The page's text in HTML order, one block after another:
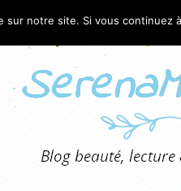
notre site. Si vous